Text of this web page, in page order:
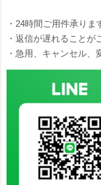
・24時間ご用件承りま
・返信が遅れることが
・急用、キャンセル、